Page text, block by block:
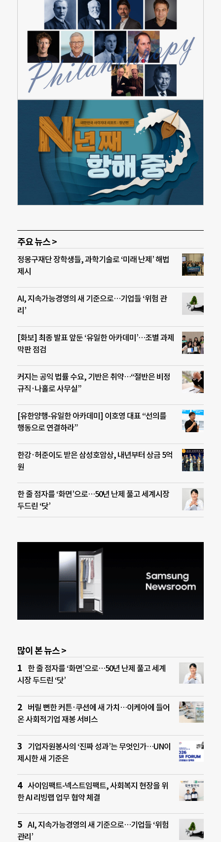
주요 뉴스 >
정몽구재단 장학생들, 과학기술로 ‘미래 난제’ 해법
제시
AI, 지속가능경영의 새 기준으로…기업들 ‘위험 관
리’
[화보] 최종 발표 앞둔 ‘유일한 아카데미’…조별 과제
막판 점검
커지는 공익 법률 수요, 기반은 취약…“절반은 비정
규직·나홀로 사무실”
[유한양행-유일한 아카데미] 이호영 대표 “선의를
행동으로 연결하라”
한강·허준이도 받은 삼성호암상, 내년부터 상금 5억
원
한 줄 점자를 ‘화면’으로…50년 난제 풀고 세계시장
두드린 ‘닷’
많이 본 뉴스 >
한 줄 점자를 ‘화면’으로…50년 난제 풀고 세계
시장 두드린 ‘닷’
버릴 뻔한 커튼·쿠션에 새 가치…이케아에 들어
온 사회적기업 재봉 서비스
기업자원봉사의 ‘진짜 성과’는 무엇인가…UN이
제시한 새 기준은
사이임팩트-넥스트임팩트, 사회복지 현장을 위
한 AI 리빙랩 업무 협약 체결
AI, 지속가능경영의 새 기준으로…기업들 ‘위험
관리’